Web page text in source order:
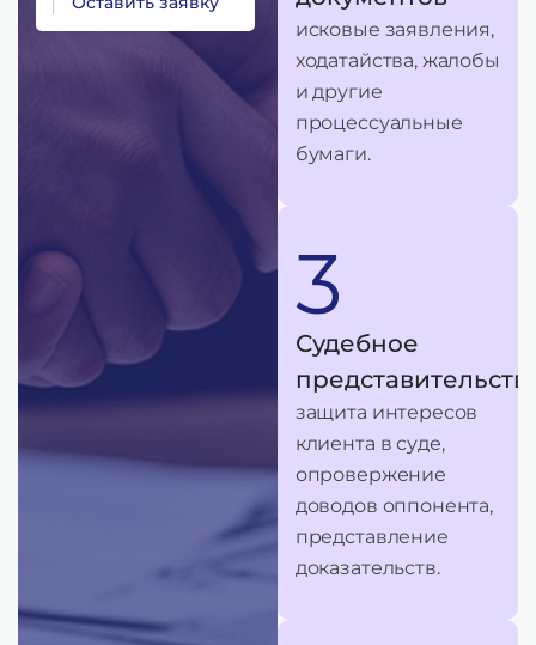
исковые заявления,
ходатайства, жалобы
и другие
процессуальные
бумаги.
3
Судебное
защита интересов
клиента в суде,
опровержение
доводов оппонента,
представление
доказательств.